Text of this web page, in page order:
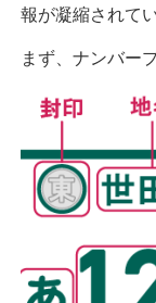
報が凝縮されてい
まず、ナンバー